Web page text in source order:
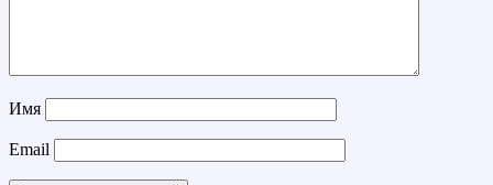
Имя
Email